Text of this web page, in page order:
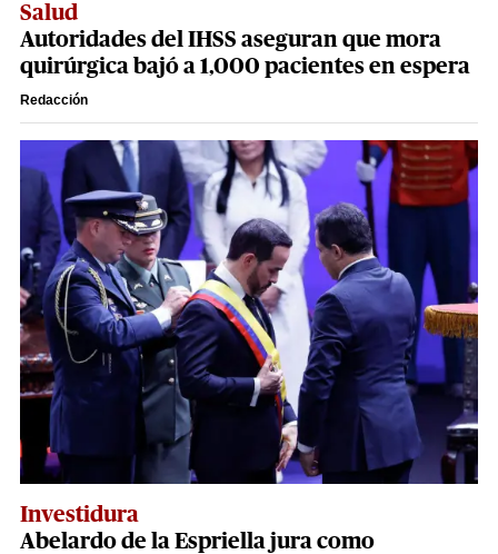
Salud
Autoridades del IHSS aseguran que mora
quirúrgica bajó a 1,000 pacientes en espera
Redacción
Investidura
Abelardo de la Espriella jura como